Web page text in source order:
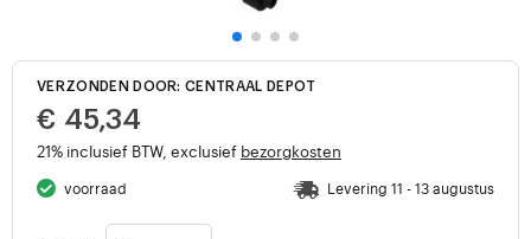
VERZONDEN DOOR: CENTRAAL DEPOT
€ 45,34
21% inclusief BTW, exclusief bezorgkosten
voorraad Levering 11 - 13 augustus